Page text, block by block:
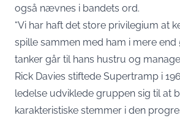
også nævnes i bandets ord.
“Vi har haft det store privilegium at
spille sammen med ham i mere end
tanker går til hans hustru og
Rick Davies stiftede Supertramp i
ledelse udviklede gruppen sig til at
karakteristiske stemmer i den